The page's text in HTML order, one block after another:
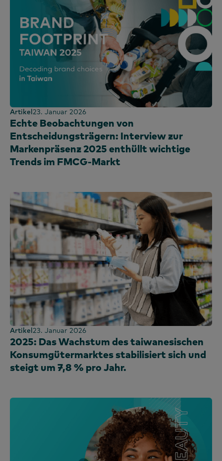
Artikel 23. Januar 2026
Echte Beobachtungen von
Entscheidungsträgern: Interview zur
Markenpräsenz 2025 enthüllt wichtige
Trends im FMCG-Markt
Artikel23. Januar 2026
2025: Das Wachstum des taiwanesischen
Konsumgütermarktes stabilisiert sich und
steigt um 7,8 % pro Jahr.